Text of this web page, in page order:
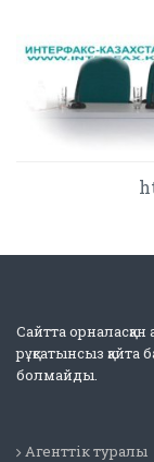
Сайтта
рұқсатынсыз
болмайды.
Агенттік туралы